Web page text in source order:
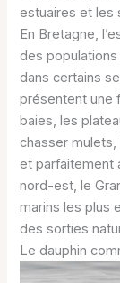
estuaires et les
En Bretagne,
des
dans certains
présentent une
baies, les
chasser
et parfaitement
nord-est, le
marins les plus
des sorties
Le dauphin